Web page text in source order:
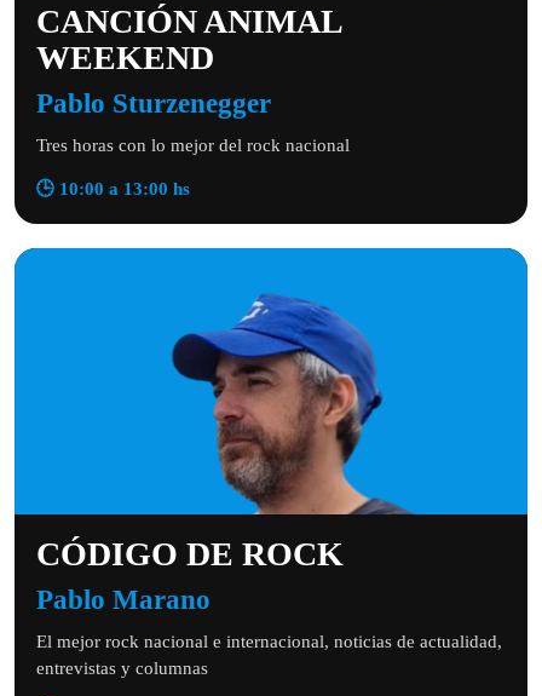
CANCIÓN ANIMAL
WEEKEND
Pablo Sturzenegger
Tres horas con lo mejor del rock nacional
🕒 10:00 a 13:00 hs
CÓDIGO DE ROCK
Pablo Marano
El mejor rock nacional e internacional, noticias de actualidad,
entrevistas y columnas